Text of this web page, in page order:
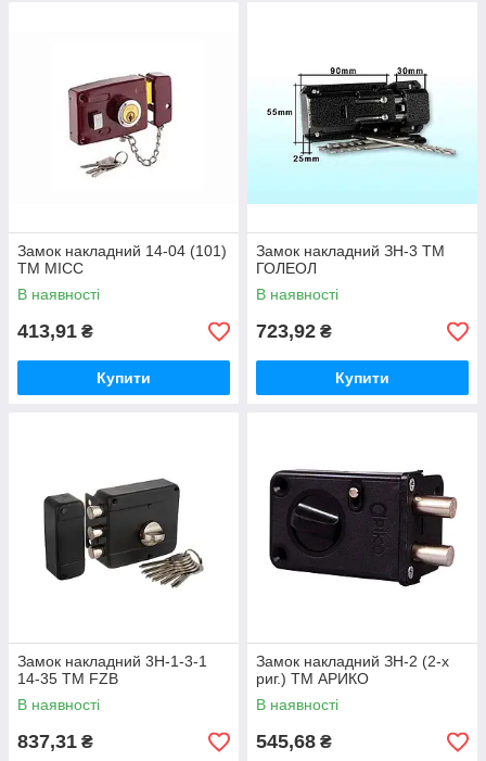
Замок накладний 14-04 (101)
ТМ MICC
В наявності
413,91 ₴
Купити
Замок накладний ЗН-3 ТМ
ГОЛЕОЛ
В наявності
723,92 ₴
Купити
Замок накладний 3H-1-3-1
14-35 ТМ FZB
В наявності
837,31 ₴
Замок накладний ЗН-2 (2-х
риг.) ТМ АРИКО
В наявності
545,68 ₴